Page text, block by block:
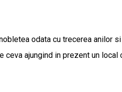
odata cu trecerea anilor
ajungind in prezent un